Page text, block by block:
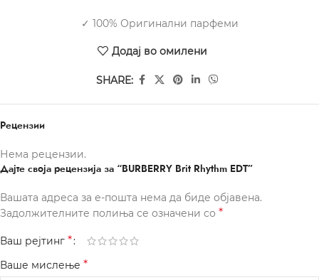
✓ 100% Оригинални парфеми
Додај во омилени
SHARE:
Рецензии
Нема рецензии.
Дајте своја рецензија за “BURBERRY Brit Rhythm EDT”
Вашата адреса за е-пошта нема да биде објавена.
Задолжителните полиња се означени со *
Ваш рејтинг *
Ваше мислење *